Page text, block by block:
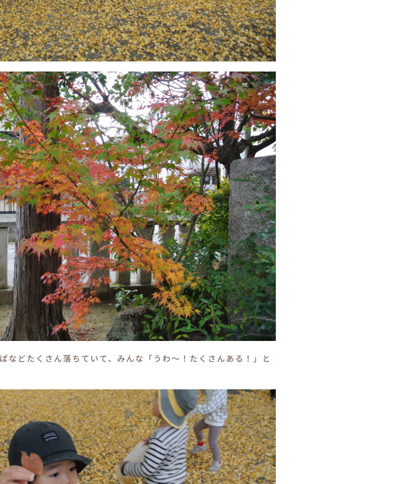
などたくさん落ちていて、みんな「うわ～！たくさんある！」と